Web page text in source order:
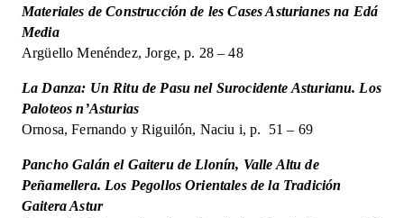
Materiales de Construcción de les Cases Asturianes na Edá
Media
Argüello Menéndez, Jorge, p. 28 – 48
La Danza: Un Ritu de Pasu nel Surocidente Asturianu. Los
Paloteos n’Asturias
Ornosa, Fernando y Riguilón, Naciu i, p. 51 – 69
Pancho Galán el Gaiteru de Llonín, Valle Altu de
Peñamellera. Los Pegollos Orientales de la Tradición
Gaitera Astur